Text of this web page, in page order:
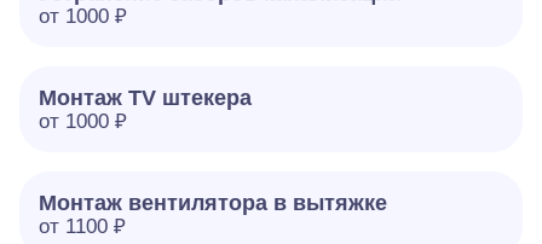
от 1000 ₽
Монтаж TV штекера
от 1000 ₽
Монтаж вентилятора в вытяжке
от 1100 ₽